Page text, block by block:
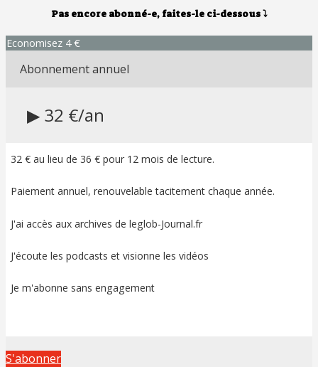
Pas encore abonné-e, faites-le ci-dessous⤵
Economisez 4 €
Abonnement annuel
▶ 32 €/an
32 € au lieu de 36 € pour 12 mois de lecture.
Paiement annuel, renouvelable tacitement chaque année.
J'ai accès aux archives de leglob-Journal.fr
J'écoute les podcasts et visionne les vidéos
Je m'abonne sans engagement
S'abonner